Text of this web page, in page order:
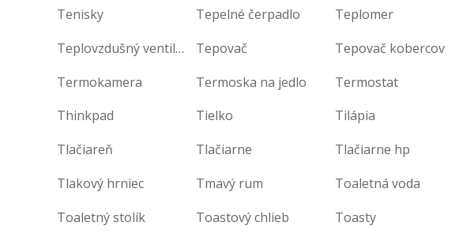
Tenisky
Tepelné čerpadlo Teplomer
Teplovzdušný ventilátor
Tepovač Tepovač kobercov
Termokamera
Termoska na jedlo Termostat
Thinkpad
Tielko Tilápia
Tlačiareň
Tlačiarne Tlačiarne hp
Tlakový hrniec
Tmavý rum Toaletná voda
Toaletný stolík
Toastový chlieb Toasty